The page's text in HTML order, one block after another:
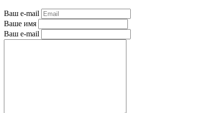
Ваш e-mail
Ваше имя
Ваш e-mail